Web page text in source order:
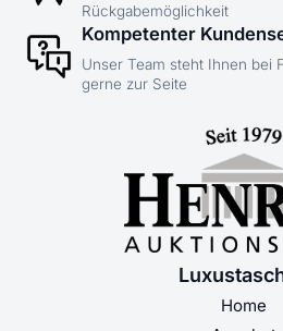
Rückgabemöglichkeit
Kompetenter
Unser Team steht Ihnen bei
gerne zur Seite
Home